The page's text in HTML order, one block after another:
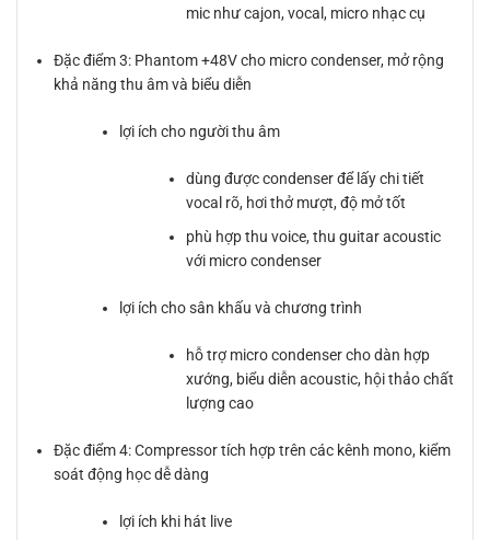
mic như cajon, vocal, micro nhạc cụ
Đặc điểm 3: Phantom +48V cho micro condenser, mở rộng
khả năng thu âm và biểu diễn
lợi ích cho người thu âm
dùng được condenser để lấy chi tiết
vocal rõ, hơi thở mượt, độ mở tốt
phù hợp thu voice, thu guitar acoustic
với micro condenser
lợi ích cho sân khấu và chương trình
hỗ trợ micro condenser cho dàn hợp
xướng, biểu diễn acoustic, hội thảo chất
lượng cao
Đặc điểm 4: Compressor tích hợp trên các kênh mono, kiểm
soát động học dễ dàng
lợi ích khi hát live